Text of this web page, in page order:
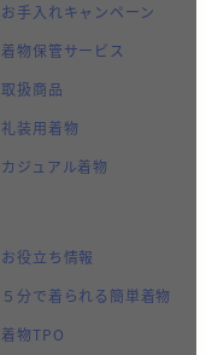
お手入れキャンペーン
着物保管サービス
取扱商品
礼装用着物
カジュアル着物
お役立ち情報
５分で着られる簡単着物
着物TPO